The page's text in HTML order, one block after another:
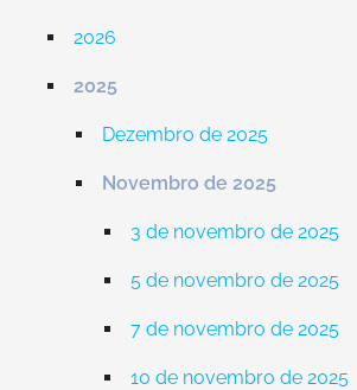
2026
2025
Dezembro de 2025
Novembro de 2025
3 de novembro de 2025
5 de novembro de 2025
7 de novembro de 2025
10 de novembro de 2025